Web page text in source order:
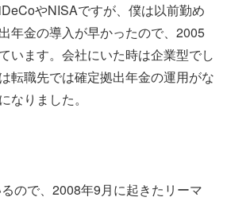
やNISAですが、僕は以前勤め
年金の導入が早かったので、2005
います。会社にいた時は企業型でし
転職先では確定拠出年金の運用がな
なりました。
ので、2008年9月に起きたリーマ